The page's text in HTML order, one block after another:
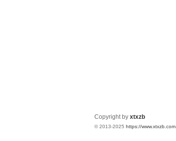
Copyright by xtxzb
© 2013-2025 https://www.xtxzb.com